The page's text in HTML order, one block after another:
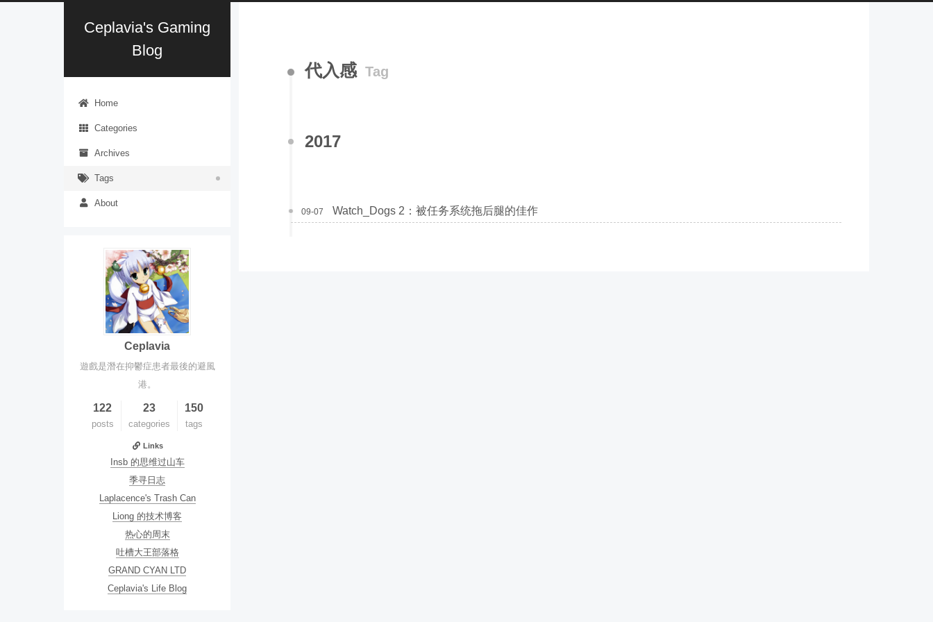
Ceplavia's Gaming
Blog
Home
Categories
Archives
Tags
About
代入感 Tag
2017
09-07 Watch_Dogs 2：被任务系统拖后腿的佳作
Ceplavia
遊戲是潛在抑鬱症患者最後的避風
港。
122
posts
23
categories
150
tags
Links
Insb 的思维过山车
季寻日志
Laplacence's Trash Can
Liong 的技术博客
热心的周末
吐槽大王部落格
GRAND CYAN LTD
Ceplavia's Life Blog